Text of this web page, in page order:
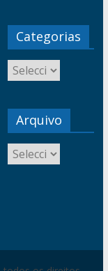
Categorias
Arquivo